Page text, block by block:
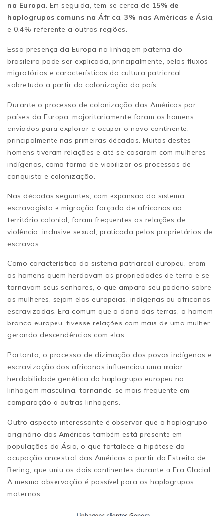
na Europa. Em seguida, tem-se cerca de 15% de
haplogrupos comuns na África, 3% nas Américas e Ásia,
e 0,4% referente a outras regiões.
Essa presença da Europa na linhagem paterna do
brasileiro pode ser explicada, principalmente, pelos fluxos
migratórios e características da cultura patriarcal,
sobretudo a partir da colonização do país.
Durante o processo de colonização das Américas por
países da Europa, majoritariamente foram os homens
enviados para explorar e ocupar o novo continente,
principalmente nas primeiras décadas. Muitos destes
homens tiveram relações e até se casaram com mulheres
indígenas, como forma de viabilizar os processos de
conquista e colonização.
Nas décadas seguintes, com expansão do sistema
escravagista e migração forçada de africanos ao
território colonial, foram frequentes as relações de
violência, inclusive sexual, praticada pelos proprietários de
escravos.
Como característico do sistema patriarcal europeu, eram
os homens quem herdavam as propriedades de terra e se
tornavam seus senhores, o que ampara seu poderio sobre
as mulheres, sejam elas europeias, indígenas ou africanas
escravizadas. Era comum que o dono das terras, o homem
branco europeu, tivesse relações com mais de uma mulher,
gerando descendências com elas.
Portanto, o processo de dizimação dos povos indígenas e
escravização dos africanos influenciou uma maior
herdabilidade genética do haplogrupo europeu na
linhagem masculina, tornando-se mais frequente em
comparação a outras linhagens.
Outro aspecto interessante é observar que o haplogrupo
originário das Américas também está presente em
populações da Ásia, o que fortalece a hipótese da
ocupação ancestral das Américas a partir do Estreito de
Bering, que uniu os dois continentes durante a Era Glacial.
A mesma observação é possível para os haplogrupos
maternos.